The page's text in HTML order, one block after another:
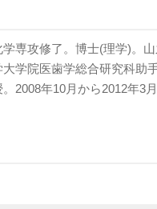
専攻修了。博士(理学)。
学院医歯学総合研究科助
2008年10月から2012年3